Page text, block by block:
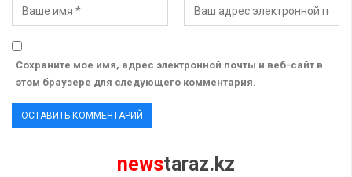
Сохраните мое имя, адрес электронной почты и веб-сайт в
этом браузере для следующего комментария.
newstaraz.kz